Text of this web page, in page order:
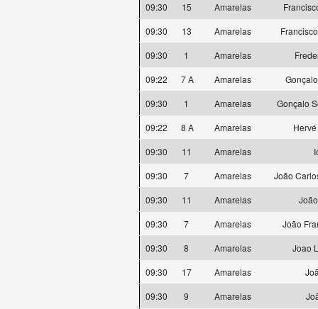
09:30
15 Amarelas
09:30
13 Amarelas
09:30
1 Amarelas
09:22
7 A Amarelas
09:30
1 Amarelas
Gonçalo
09:22
8 A Amarelas
09:30
11 Amarelas
09:30
7 Amarelas
João
09:30
11 Amarelas
09:30
7 Amarelas
João
09:30
8 Amarelas
Joao
09:30
17 Amarelas
09:30
9 Amarelas